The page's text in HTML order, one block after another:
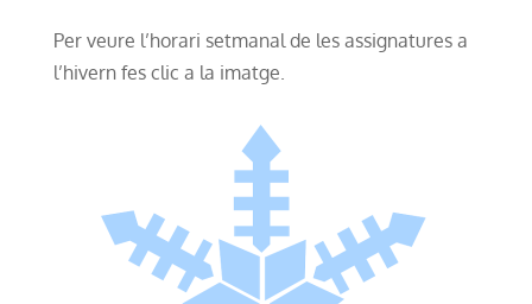
Per veure l’horari setmanal de les assignatures a
l’hivern fes clic a la imatge.